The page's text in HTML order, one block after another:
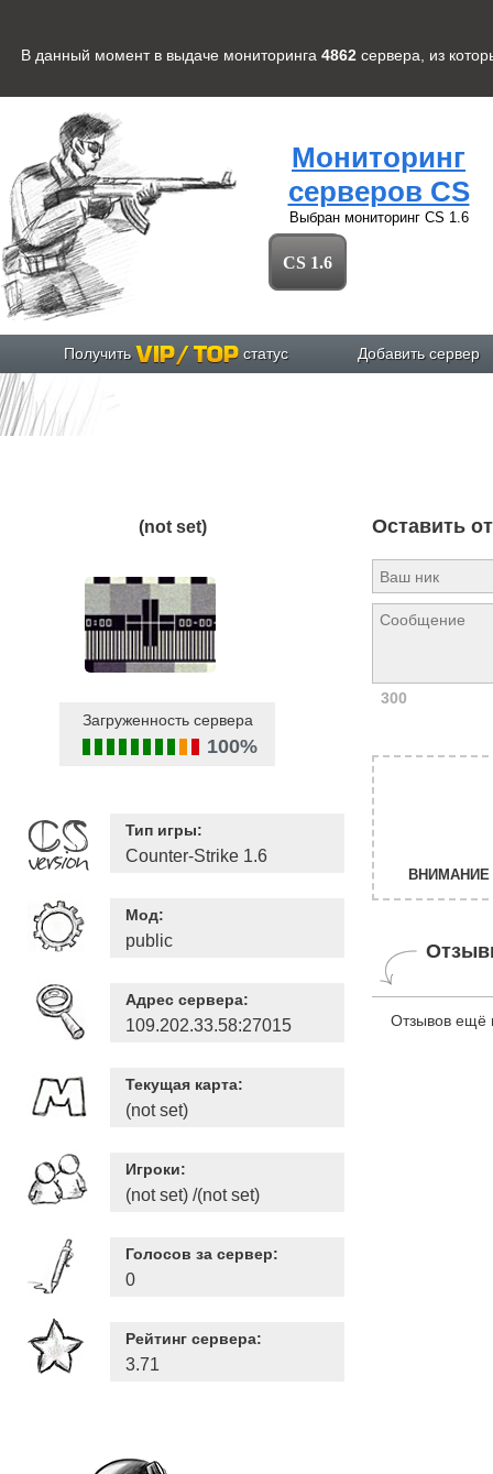
В данный момент в выдаче мониторинга 4862 сервера , из
Мониторинг
серверов CS
Выбран мониторинг CS 1.6
CS 1.6
Получить статус Добавить сервер
(not set)
Загруженность сервера
100%
Тип игры:
Counter-Strike 1.6
Мод:
public
Адрес сервера:
109.202.33.58:27015
Текущая карта:
(not set)
Игроки:
(not set) /(not set)
Голосов за сервер:
0
Рейтинг сервера:
3.71
Оставить
300
ВНИМАНИЕ
Отзывов ещё